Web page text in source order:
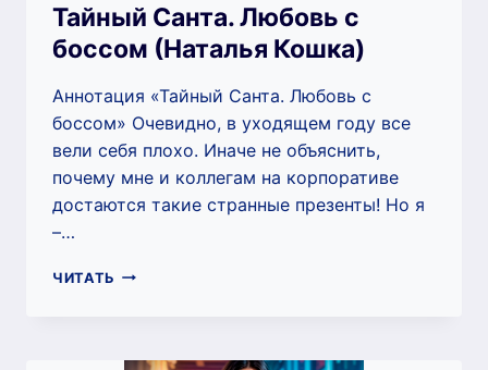
Тайный Санта. Любовь с
боссом (Наталья Кошка)
Аннотация «Тайный Санта. Любовь с
боссом» Очевидно, в уходящем году все
вели себя плохо. Иначе не объяснить,
почему мне и коллегам на корпоративе
достаются такие странные презенты! Но я
–…
ЧИТАТЬ ТАЙНЫЙ
БОССОМ